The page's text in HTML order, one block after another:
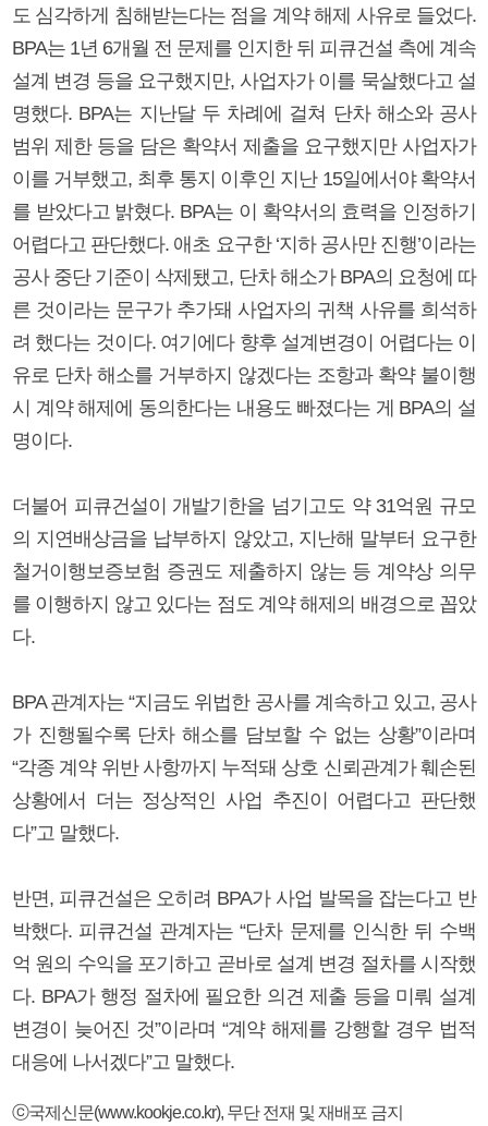
도 심각하게 침해받는다는 점을 계약 해제 사유로 들었다.
BPA는 1년 6개월 전 문제를 인지한 뒤 피큐건설 측에 계속
설계 변경 등을 요구했지만, 사업자가 이를 묵살했다고 설
명했다. BPA는 지난달 두 차례에 걸쳐 단차 해소와 공사
범위 제한 등을 담은 확약서 제출을 요구했지만 사업자가
이를 거부했고, 최후 통지 이후인 지난 15일에서야 확약서
를 받았다고 밝혔다. BPA는 이 확약서의 효력을 인정하기
어렵다고 판단했다. 애초 요구한 ‘지하 공사만 진행’이라는
공사 중단 기준이 삭제됐고, 단차 해소가 BPA의 요청에 따
른 것이라는 문구가 추가돼 사업자의 귀책 사유를 희석하
려 했다는 것이다. 여기에다 향후 설계변경이 어렵다는 이
유로 단차 해소를 거부하지 않겠다는 조항과 확약 불이행
시 계약 해제에 동의한다는 내용도 빠졌다는 게 BPA의 설
명이다.
더불어 피큐건설이 개발기한을 넘기고도 약 31억원 규모
의 지연배상금을 납부하지 않았고, 지난해 말부터 요구한
철거이행보증보험 증권도 제출하지 않는 등 계약상 의무
를 이행하지 않고 있다는 점도 계약 해제의 배경으로 꼽았
다.
BPA 관계자는 “지금도 위법한 공사를 계속하고 있고, 공사
가 진행될수록 단차 해소를 담보할 수 없는 상황”이라며
“각종 계약 위반 사항까지 누적돼 상호 신뢰관계가 훼손된
상황에서 더는 정상적인 사업 추진이 어렵다고 판단했
다”고 말했다.
반면, 피큐건설은 오히려 BPA가 사업 발목을 잡는다고 반
박했다. 피큐건설 관계자는 “단차 문제를 인식한 뒤 수백
억 원의 수익을 포기하고 곧바로 설계 변경 절차를 시작했
다. BPA가 행정 절차에 필요한 의견 제출 등을 미뤄 설계
변경이 늦어진 것”이라며 “계약 해제를 강행할 경우 법적
대응에 나서겠다”고 말했다.
ⓒ국제신문(www.kookje.co.kr), 무단 전재 및 재배포 금지